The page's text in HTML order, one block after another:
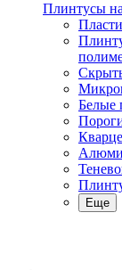
Плинтусы
Белые
Еще